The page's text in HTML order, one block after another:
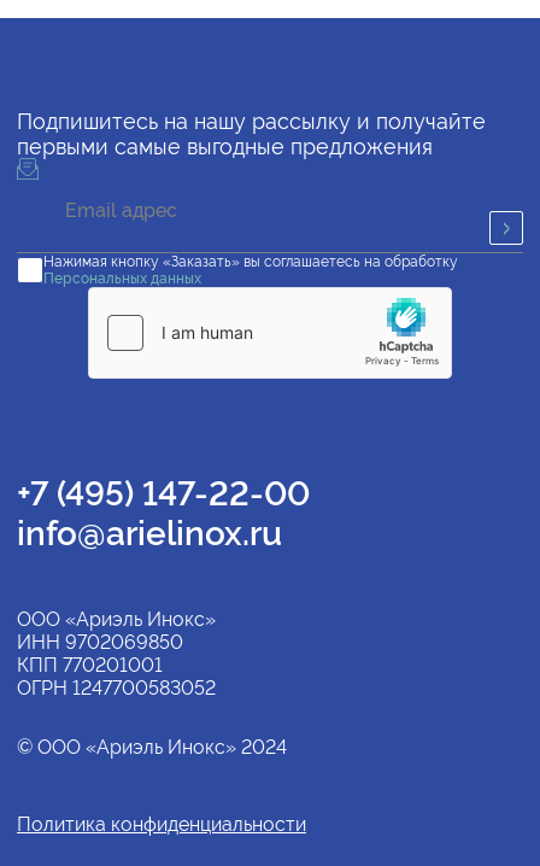
Подпишитесь на нашу рассылку и получайте
первыми самые выгодные предложения
Нажимая кнопку «Заказать» вы соглашаетесь на обработку
Персональных данных
+7 (495) 147-22-00
info@arielinox.ru
ООО «Ариэль Инокс»
ИНН 9702069850
КПП 770201001
ОГРН 1247700583052
© ООО «Ариэль Инокс» 2024
Политика конфиденциальности